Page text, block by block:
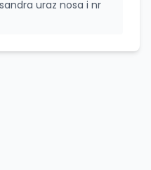
uraz nosa i nr